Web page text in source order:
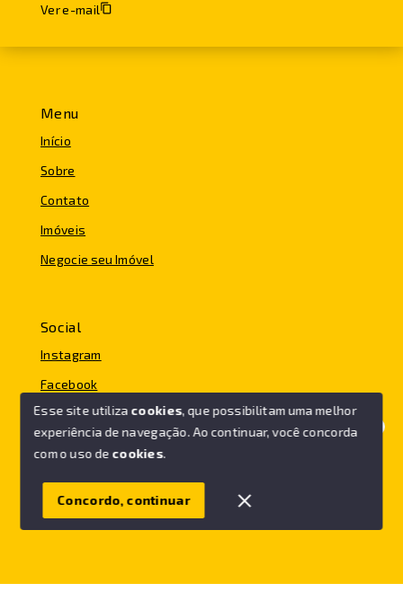
Olá! Vamos ajudar você a comprar o seu imóvel.
Menu
Início
Sobre
Contato
Imóveis
Negocie seu Imóvel
Social
Instagram
Facebook
© Copyright 2026 - FC IMÓVEIS - Todos os direitos
SITE PARA IMOBILIARIA
Ver e-mail
Esse site utiliza cookies, que possibilitam uma melhor
experiência de navegação.Ao continuar, você concorda
com o uso de cookies.
Concordo, continuar